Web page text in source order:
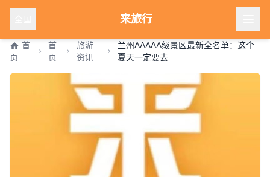
来旅行
首
页
首
页
旅游
资讯
兰州AAAAA级景区最新全名单：这个
夏天一定要去